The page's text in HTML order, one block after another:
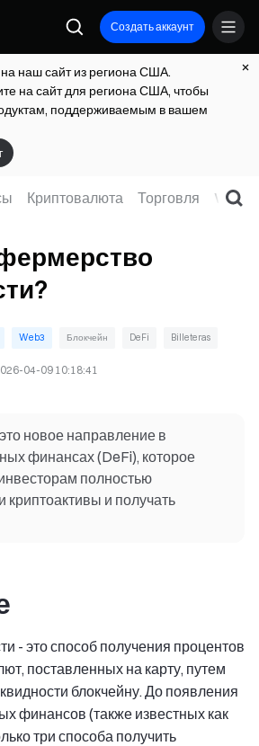
Создать аккаунт
наш сайт из региона США.
на сайт для региона США, чтобы
поддерживаемым в вашем
Криптовалюта Торговля Web3
Web3 Блокчейн DeFi Billeteras
04-09 10:18:41
новое направление в
финансах (DeFi), которое
полностью
криптоактивы и получать
- это способ получения процентов
поставленных на карту, путем
блокчейну. До появления
финансов (также известных как
три способа получить